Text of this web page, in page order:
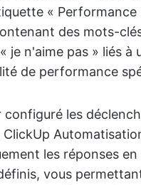
« Performance
des mots-
je n'aime pas » liés à
de performance
configuré les
les réponses
vous